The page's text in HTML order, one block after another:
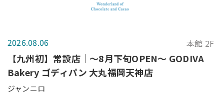
2026.08.06 本館 2F
【九州初】常設店｜～8月下旬OPEN～ GODIVA
Bakery ゴディパン 大丸福岡天神店
ジャンニロ